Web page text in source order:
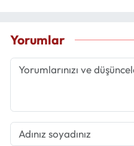
Yorumlar